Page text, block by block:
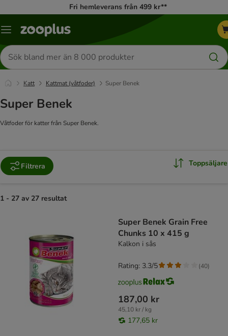
Fri hemleverans från 499 kr**
Katalogmeny
Sök
efter
produkter
Katt Kattmat (våtfoder) Super Benek
Super Benek
Våtfoder för katter från Super Benek.
Filtrera Toppsäljare
1 - 27 av 27 resultat
Super Benek Grain Free
Chunks 10 x 415 g
Kalkon i sås
187,00 kr
45,10 kr / kg
177,65 kr
Rating: 3.3/5 (40)